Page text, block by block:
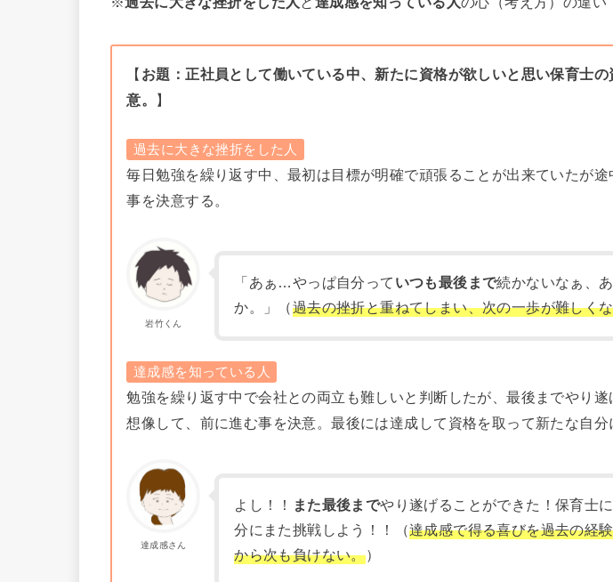
【 お題：正社員として働いている中、新たに資格が欲しいと思い保育士
意。 】
過去に大きな挫折をした人
毎日勉強を繰り返す中、最初は目標が明確で頑張ることが出来ていたが途
事を決意する。
岩竹くん
「あぁ…やっぱ自分って いつも最後まで続かないなぁ、
か。」（過去の挫折と重ねてしまい、次の一歩が難しく
達成感を知っている人
勉強を繰り返す中で会社との両立も難しいと判断したが、最後までやり遂
想像して、前に進む事を決意。最後には達成して資格を取って新たな自分
達成感さん
よし！！ また最後までやり遂げることができた！保育士
分にまた挑戦しよう！！（達成感で得る喜びを過去の経
から次も負けない。）